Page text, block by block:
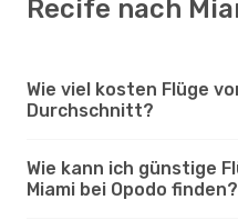
Recife nach
Wie viel kosten Flüge
Durchschnitt?
Wie kann ich günstige
Miami bei Opodo finden?